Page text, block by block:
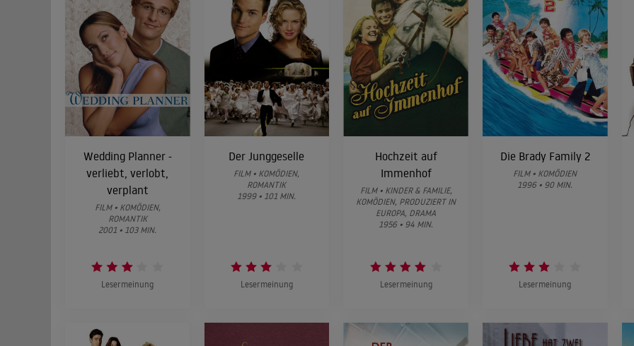
Wedding Planner -
verliebt, verlobt,
verplant
FILM • KOMÖDIEN,
ROMANTIK
2001 • 103 MIN.
Lesermeinung
Der Junggeselle
FILM • KOMÖDIEN,
ROMANTIK
1999 • 101 MIN.
Lesermeinung
Hochzeit auf
Immenhof
FILM • KINDER & FAMILIE,
KOMÖDIEN, PRODUZIERT IN
EUROPA, DRAMA
1956 • 94 MIN.
Lesermeinung
Die Brady Family 2
FILM • KOMÖDIEN
1996 • 90 MIN.
Lesermeinung